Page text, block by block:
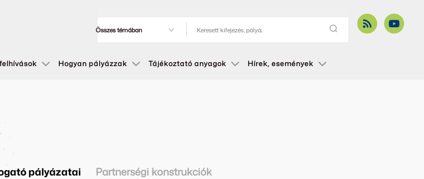
Hogyan pályázzak Tájékoztató anyagok Hírek, események
pályázatai Partnerségi konstrukciók